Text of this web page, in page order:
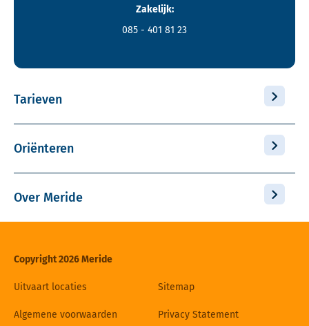
Zakelijk:
085 - 401 81 23
Tarieven
Oriënteren
Over Meride
Copyright 2026 Meride
Uitvaart locaties Sitemap
Algemene voorwaarden Privacy Statement